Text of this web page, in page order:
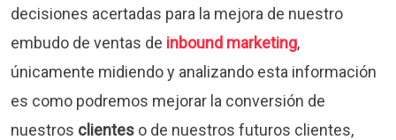
decisiones acertadas para la mejora de nuestro
embudo de ventas de inbound marketing,
únicamente midiendo y analizando esta información
es como podremos mejorar la conversión de
nuestros clientes o de nuestros futuros clientes,